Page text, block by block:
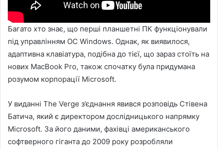
Багато хто знає, що перші планшетні ПК функціонували
під управлінням ОС Windows. Однак, як виявилося,
адаптивна клавіатура, подібна до тієї, що зараз стоїть на
нових MacBook Pro, також спочатку була придумана
розумом корпорації Microsoft.
У виданні The Verge з’єднання явився розповідь Стівена
Батича, який є директором дослідницького напрямку
Microsoft. За його даними, фахівці американського
софтверного гіганта до 2009 року розробляли